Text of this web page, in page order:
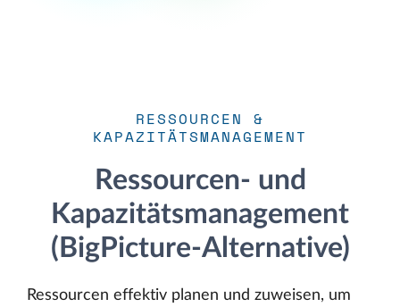
RESSOURCEN &
KAPAZITÄTSMANAGEMENT
Ressourcen- und
Kapazitätsmanagement
(BigPicture-Alternative)
Ressourcen effektiv planen und zuweisen, um